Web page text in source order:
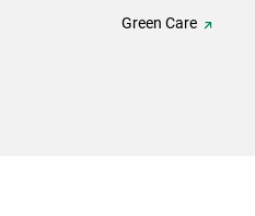
Green Care